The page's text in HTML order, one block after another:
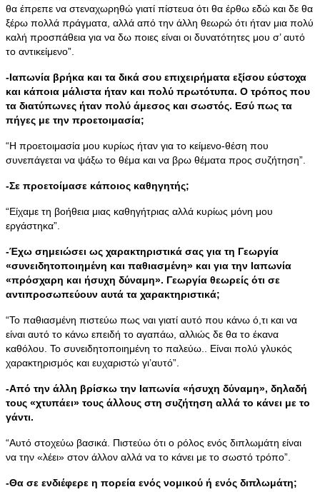
θα έπρεπε να στεναχωρηθώ γιατί πίστευα ότι θα έρθω εδώ και δε θα
ξέρω πολλά πράγματα, αλλά από την άλλη θεωρώ ότι ήταν μια πολύ
καλή προσπάθεια για να δω ποιες είναι οι δυνατότητες μου σ’ αυτό
το αντικείμενο”.
-Ιαπωνία βρήκα και τα δικά σου επιχειρήματα εξίσου εύστοχα
και κάποια μάλιστα ήταν και πολύ πρωτότυπα. Ο τρόπος που
τα διατύπωνες ήταν πολύ άμεσος και σωστός. Εσύ πως τα
πήγες με την προετοιμασία;
“Η προετοιμασία μου κυρίως ήταν για το κείμενο-θέση που
συνεπάγεται να ψάξω το θέμα και να βρω θέματα προς συζήτηση”.
-Σε προετοίμασε κάποιος καθηγητής;
“Είχαμε τη βοήθεια μιας καθηγήτριας αλλά κυρίως μόνη μου
εργάστηκα”.
-Έχω σημειώσει ως χαρακτηριστικά σας για τη Γεωργία
«συνειδητοποιημένη και παθιασμένη» και για την Ιαπωνία
«πρόσχαρη και ήσυχη δύναμη». Γεωργία θεωρείς ότι σε
αντιπροσωπεύουν αυτά τα χαρακτηριστικά;
“Το παθιασμένη πιστεύω πως ναι γιατί αυτό που κάνω ό,τι και να
είναι αυτό το κάνω επειδή το αγαπάω, αλλιώς δε θα το έκανα
καθόλου. Το συνειδητοποιημένη το παλεύω.. Είναι πολύ γλυκός
χαρακτηρισμός και ευχαριστώ γι’αυτό”.
-Από την άλλη βρίσκω την Ιαπωνία «ήσυχη δύναμη», δηλαδή
τους «χτυπάει» τους άλλους στη συζήτηση αλλά το κάνει με το
γάντι.
“Αυτό στοχεύω βασικά. Πιστεύω ότι ο ρόλος ενός διπλωμάτη είναι
να την «λέει» στον άλλον αλλά να το κάνει με το σωστό τρόπο”.
-Θα σε ενδιέφερε η πορεία ενός νομικού ή ενός διπλωμάτη;